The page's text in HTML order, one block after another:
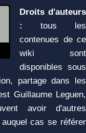
Droits d'auteurs
:
tous les
contenues de ce
wiki sont
disponibles sous
partage dans les
Guillaume Leguen,
avoir d'autres
cas se référer